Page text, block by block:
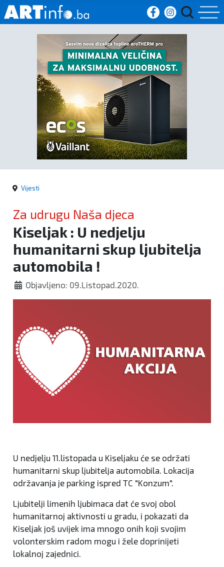
Početna
Vijesti
Sport
Kultura
Crna
kronika
Politika
Zanimljivosti
Vijesti
Za udrugu Naša djeca
Kiseljak : U nedjelju
humanitarni skup ljubitelja
automobila !
Objavljeno: 09.Listopad.2020.
U nedjelju 11.listopada u Kiseljaku će se održati
humanitarni skup ljubitelja automobila. Lokacija
održavanja je parking ispred TC "Konzum".
Ljubitelji limenih ljubimaca dat će svoj obol
humanitarnoj aktivnosti u gradu, i pokazati da
Kiseljak još uvijek ima mnogo onih koji svojim
volonterskim radom mogu i žele doprinijeti
lokalnoj zajednici.